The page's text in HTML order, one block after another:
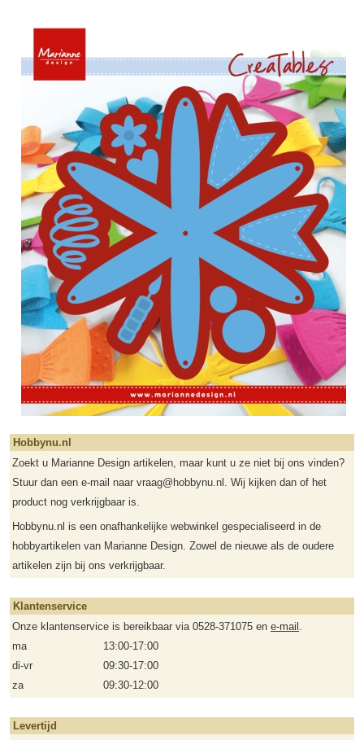
Hobbynu.nl
Zoekt u Marianne Design artikelen, maar kunt u ze niet bij ons vinden?
Stuur dan een e-mail naar vraag@hobbynu.nl. Wij kijken dan of het
product nog verkrijgbaar is.
Hobbynu.nl is een onafhankelijke webwinkel gespecialiseerd in de
hobbyartikelen van Marianne Design. Zowel de nieuwe als de oudere
artikelen zijn bij ons verkrijgbaar.
Klantenservice
Onze klantenservice is bereikbaar via 0528-371075 en e-mail .
ma
13:00-17:00
di-vr
09:30-17:00
za
09:30-12:00
Levertijd